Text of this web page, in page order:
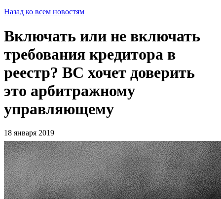
Назад ко всем новостям
Включать или не включать
требования кредитора в
реестр? ВС хочет доверить
это арбитражному
управляющему
18 января 2019
Банкротство